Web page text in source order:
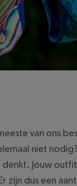
van ons
niet
Jouw
dus een